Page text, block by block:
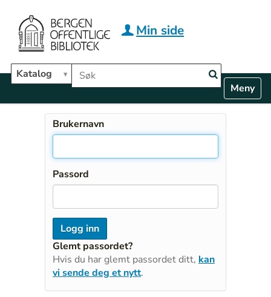
Hopp til hovedinnhold
Søk i biblioteket
Katalog
Min side
v
Toggle
Brukernavn
Passord
Glemt passordet?
Hvis du har glemt passordet ditt, kan
vi sende deg et nytt.